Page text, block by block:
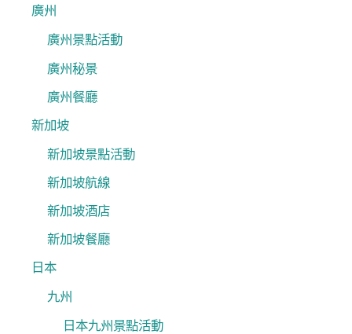
廣州
廣州景點活動
廣州秘景
廣州餐廳
新加坡
新加坡景點活動
新加坡航線
新加坡酒店
新加坡餐廳
日本
九州
日本九州景點活動